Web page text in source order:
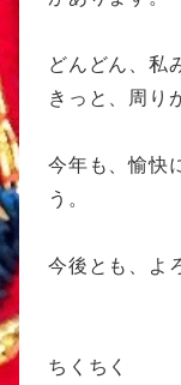
どんどん、私
きっと、周り
今年も、愉快
う。
今後とも、よ
ちくちく